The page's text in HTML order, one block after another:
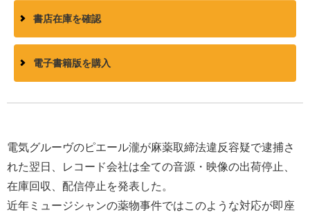
書店在庫を確認
電子書籍版を購入
電気グルーヴのピエール瀧が麻薬取締法違反容疑で逮捕さ
れた翌日、レコード会社は全ての音源・映像の出荷停止、
在庫回収、配信停止を発表した。
近年ミュージシャンの薬物事件ではこのような対応が即座